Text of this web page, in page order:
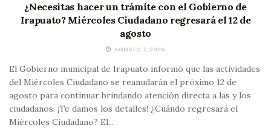
¿Necesitas hacer un trámite con el Gobierno de
Irapuato? Miércoles Ciudadano regresará el 12 de
agosto
AGOSTO 7, 2026
El Gobierno municipal de Irapuato informó que las actividades
del Miércoles Ciudadano se reanudarán el próximo 12 de
agosto para continuar brindando atención directa a las y los
ciudadanos. ¡Te damos los detalles! ¿Cuándo regresará el
Miércoles Ciudadano? El...